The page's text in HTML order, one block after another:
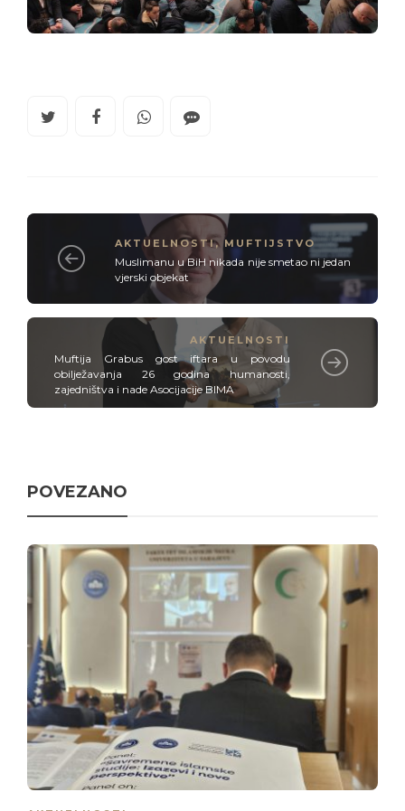
AKTUELNOSTI,MUFTIJSTVO
Muslimanu u BiH nikada nije smetao ni jedan
vjerski objekat
AKTUELNOSTI
Muftija Grabus gost iftara u povodu
obilježavanja 26 godina humanosti,
zajedništva i nade Asocijacije BIMA
POVEZANO